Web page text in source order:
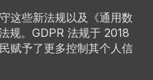
这些新法规以及《通用数
规。GDPR 法规于 2018
赋予了更多控制其个人信